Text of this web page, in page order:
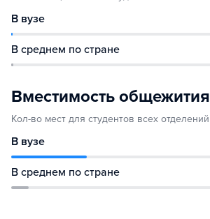
В вузе
В среднем по стране
Вместимость общежития
Кол-во мест для студентов всех отделений
В вузе
В среднем по стране